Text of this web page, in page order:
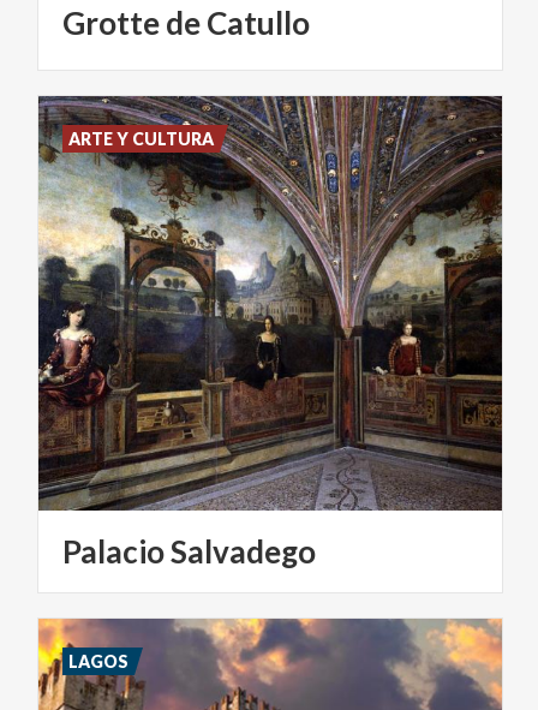
GrottedeCatullo
PalacioSalvadego
ARTE Y CULTURA
LAGOS